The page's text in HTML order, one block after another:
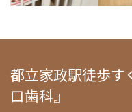
都立家政駅徒歩す
口歯科』